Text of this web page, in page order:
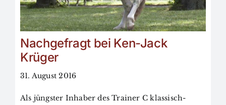
Nachgefragt bei Ken-Jack
Krüger
31. August 2016
Als jüngster Inhaber des Trainer C klassisch-